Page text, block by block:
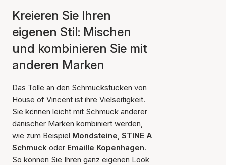
Kreieren Sie Ihren
eigenen Stil: Mischen
und kombinieren Sie mit
anderen Marken
Das Tolle an den Schmuckstücken von
House of Vincent ist ihre Vielseitigkeit.
Sie können leicht mit Schmuck anderer
dänischer Marken kombiniert werden,
wie zum Beispiel Mondsteine, STINE A
Schmuck oder Emaille Kopenhagen.
So können Sie Ihren ganz eigenen Look